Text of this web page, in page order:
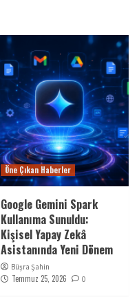
Öne Çıkan Haberler
Google Gemini Spark
Kullanıma Sunuldu:
Kişisel Yapay Zekâ
Asistanında Yeni Dönem
Büşra Şahin
Temmuz 25, 2026 0